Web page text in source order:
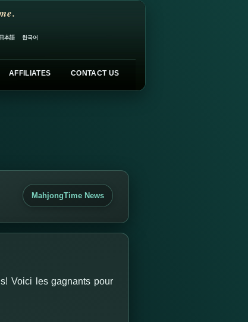
日本語 한국어
AFFILIATES CONTACT US
MahjongTime News
Voici les gagnants pour